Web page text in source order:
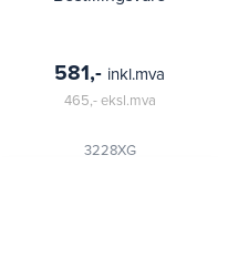
3228XG
581,- inkl.mva
465,-eksl.mva